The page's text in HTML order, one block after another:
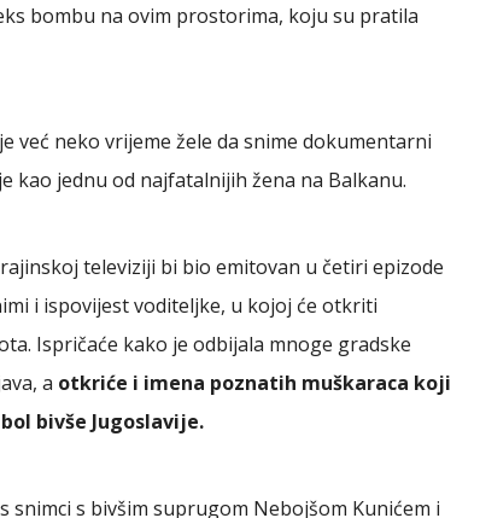
bombu na ovim prostorima, koju su pratila
već neko vrijeme žele da snime dokumentarni
kao jednu od najfatalnijih žena na Balkanu.
televiziji bi bio emitovan u četiri epizode
i ispovijest voditeljke, u kojoj će otkriti
Ispričaće kako je odbijala mnoge gradske
a otkriće i imena poznatih muškaraca koji
bivše Jugoslavije.
snimci s bivšim suprugom Nebojšom Kunićem i